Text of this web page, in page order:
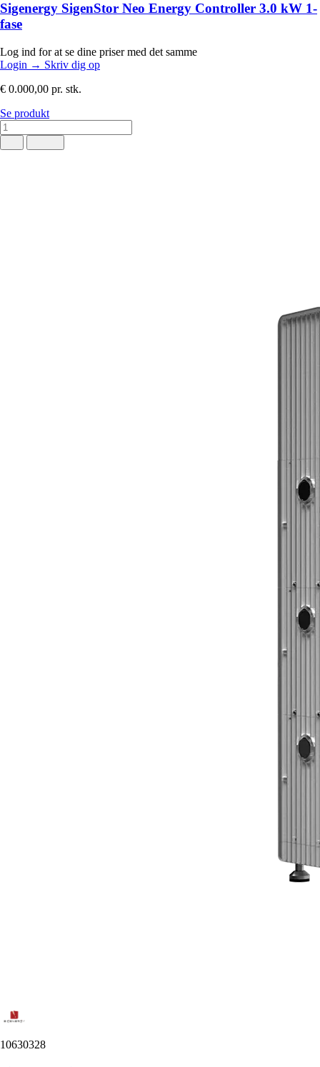
Sigenergy SigenStor Neo Energy Controller 3.0 kW 1-
fase
Log ind for at se dine priser med det samme
Login → Skriv dig op
€ 0.000,00 pr. stk.
Se produkt
10630328